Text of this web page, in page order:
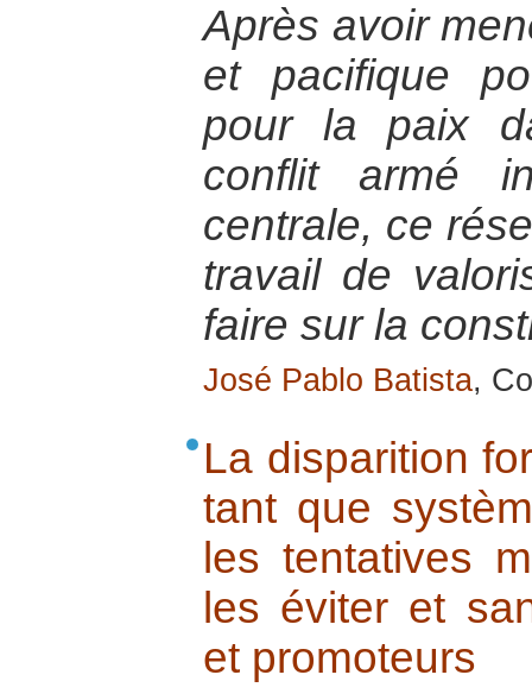
Après avoir
et pacifique
pour la paix
conflit armé
centrale, ce
travail de
faire sur la
José Pablo Batista,
La disparition
tant que
les tentatives
les éviter et
et promoteurs